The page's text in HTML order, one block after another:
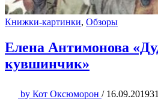
Книжки-картинки, Обзоры
Елена Антимонова
кувшинчик»
by Кот Оксюморон / 16.09.2019